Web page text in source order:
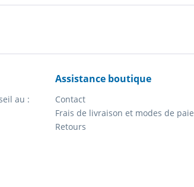
au :
Assistance boutique
Contact
Frais de livraison et modes de
Retours